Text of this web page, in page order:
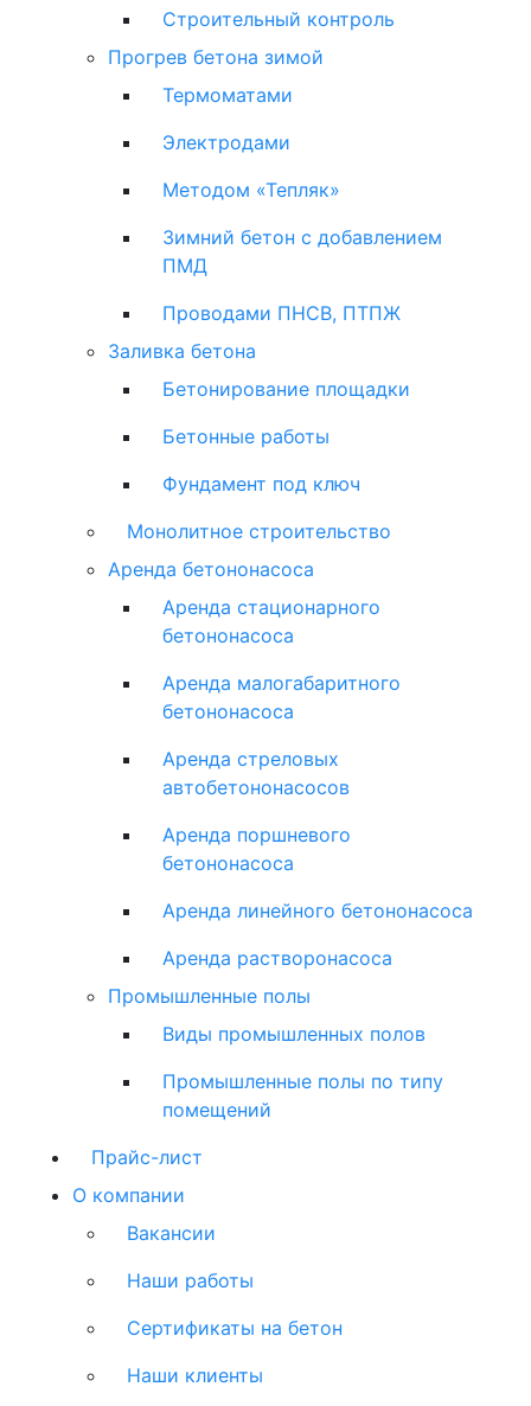
Строительный контроль
Прогрев бетона зимой
Термоматами
Электродами
Методом «Тепляк»
Зимний бетон с добавлением
ПМД
Проводами ПНСВ, ПТПЖ
Заливка бетона
Бетонирование площадки
Бетонные работы
Фундамент под ключ
Монолитное строительство
Аренда бетононасоса
Аренда стационарного
бетононасоса
Аренда малогабаритного
бетононасоса
Аренда стреловых
автобетононасосов
Аренда поршневого
бетононасоса
Аренда линейного бетононасоса
Аренда растворонасоса
Промышленные полы
Виды промышленных полов
Промышленные полы по типу
помещений
Прайс-лист
О компании
Вакансии
Наши работы
Сертификаты на бетон
Наши клиенты